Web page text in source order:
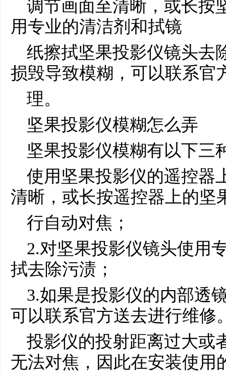
调节画面至清晰，或长按
用专业的清洁剂和拭镜
纸擦拭坚果投影仪镜头去
损毁导致模糊，可以联系官
理。
坚果投影仪模糊怎么弄
坚果投影仪模糊有以下三
使用坚果投影仪的遥控器
清晰，或长按遥控器上的坚
行自动对焦；
2.对坚果投影仪镜头使用
拭去除污渍；
3.如果是投影仪的内部透
可以联系官方送去进行维修
投影仪的投射距离过大或
无法对焦，因此在安装使用